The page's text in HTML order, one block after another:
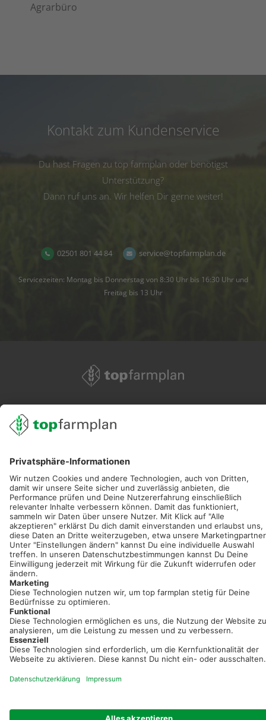
Agrarbüro
Kontakt zum Kundenservice
Du hast Fragen zu top farmplan oder benötigst
Unterstützung?
Dann ruf uns an. Wir helfen Dir gerne weiter!
02501 801 44 84 service@topfarmplan.de
Servicezeiten: Montag bis Donnerstag von 8:30 Uhr bis 16:30 Uhr und
Freitag bis 13 Uhr
service@topfarmplan.de
Sei immer auf dem Laufenden!
Neue Features, spannende Tipps und hilfreiche Anleitungen!
Registriere dich kostenlos!
einfach und bequem!
Kostenlos registrieren & sofort starten
Impressum Kontakt & Hilfe